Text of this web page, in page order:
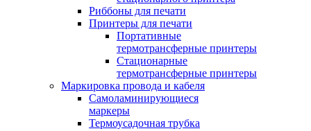
Риббоны для печати
Принтеры для печати
Портативные
термотрансферные принтеры
Стационарные
термотрансферные принтеры
Маркировка провода и кабеля
Самоламинирующиеся
маркеры
Термоусадочная трубка